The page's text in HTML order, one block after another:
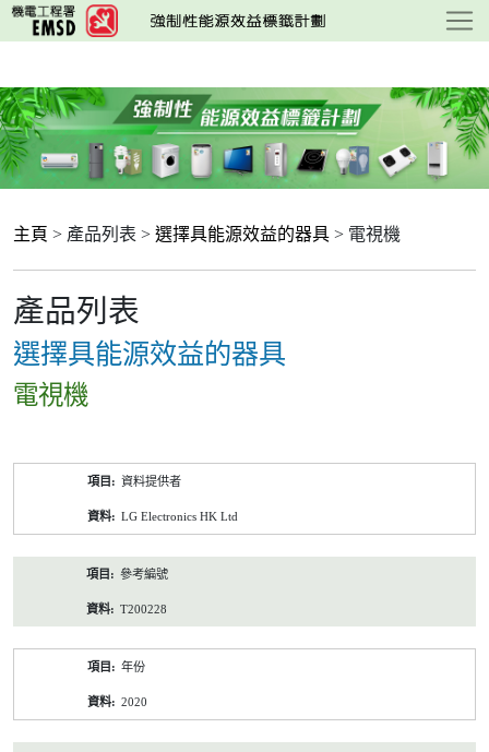
跳
至
要
內
容
主頁 > 產品列表 > 選擇具能源效益的器具 > 電視機
產品列表
選擇具能源效益的器具
電視機
資料提供者
LG Electronics HK Ltd
參考編號
T200228
年份
2020